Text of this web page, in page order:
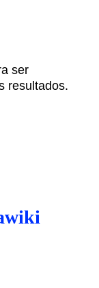
ser
resultados.